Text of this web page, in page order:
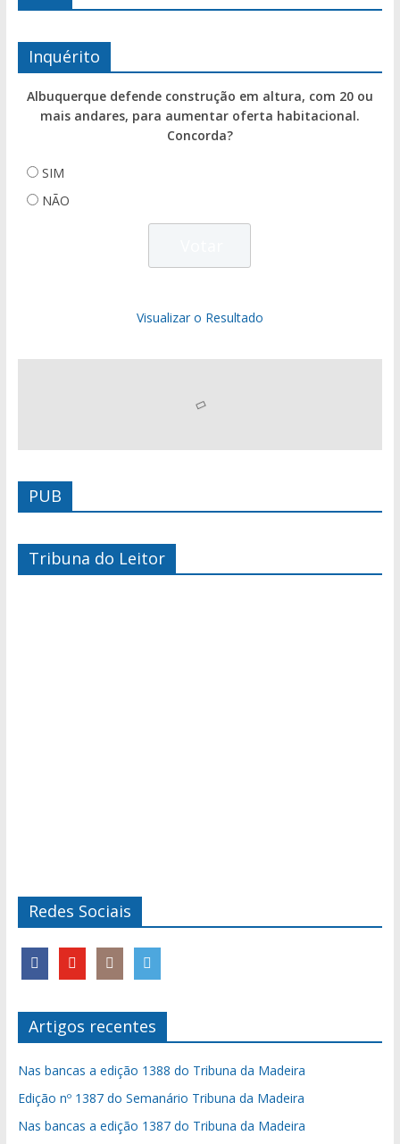
Inquérito
Albuquerque defende construção em altura, com 20 ou
mais andares, para aumentar oferta habitacional.
Concorda?
SIM
NÃO
Visualizar o Resultado
PUB
Tribuna do Leitor
Redes Sociais
Artigos recentes
Nas bancas a edição 1388 do Tribuna da Madeira
Edição nº 1387 do Semanário Tribuna da Madeira
Nas bancas a edição 1387 do Tribuna da Madeira